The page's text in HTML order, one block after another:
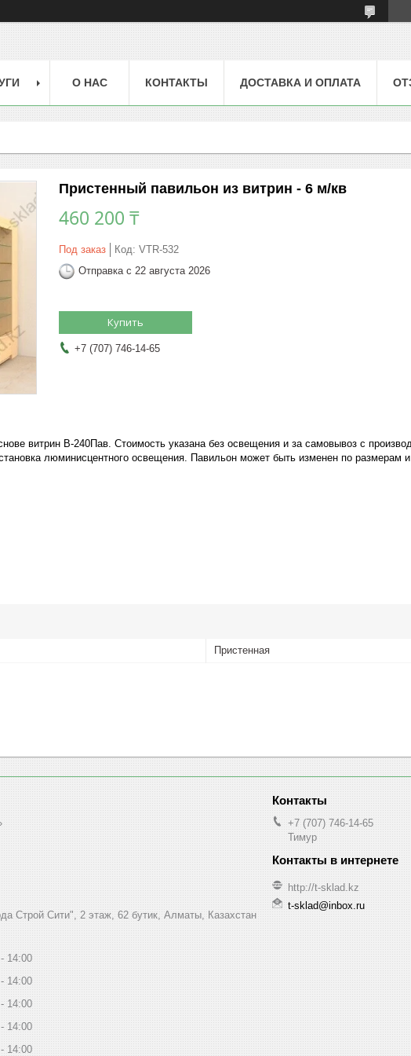
О НАС КОНТАКТЫ ДОСТАВКА И ОПЛАТА
Пристенный павильон из витрин - 6 м/кв
460 200 ₸
Под заказ Код: VTR-532
Отправка с 22 августа 2026
Купить
+7 (707) 746-14-65
витрин В-240Пав. Стоимость указана без освещения и за самовывоз с
люминисцентного освещения. Павильон может быть изменен по размерам
Пристенная
Строй Сити", 2 этаж, 62 бутик, Алматы, Казахстан
+7 (707) 746-14-65
Тимур
http://t-sklad.kz
t-sklad@inbox.ru
14:00
14:00
14:00
14:00
14:00